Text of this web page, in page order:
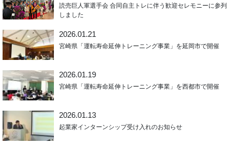
読売巨人軍選手会 合同自主トレに伴う歓迎セレモニーに参列
しました
2026.01.21
宮崎県「運転寿命延伸トレーニング事業」を延岡市で開催
2026.01.19
宮崎県「運転寿命延伸トレーニング事業」を西都市で開催
2026.01.13
起業家インターンシップ受け入れのお知らせ